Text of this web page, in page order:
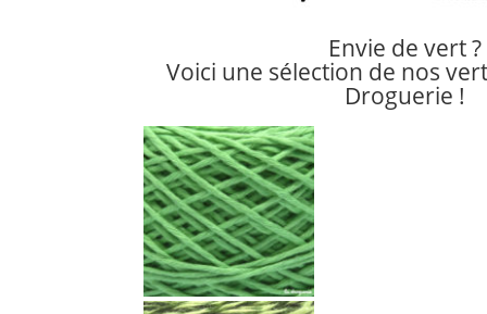
Envie de vert ?
Voici une sélection de nos
Droguerie !